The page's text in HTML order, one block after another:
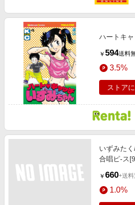
ハートキ
￥ 594送料
3.5%
ストア
いずみた
合唱ピ-ス
￥ 660+送料
1.0%